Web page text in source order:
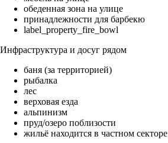
обеденная зона на улице
принадлежности для барбекю
label_property_fire_bowl
Инфраструктура и досуг рядом
баня (за территорией)
рыбалка
лес
верховая езда
альпинизм
пруд/озеро поблизости
жильё находится в частном секторе